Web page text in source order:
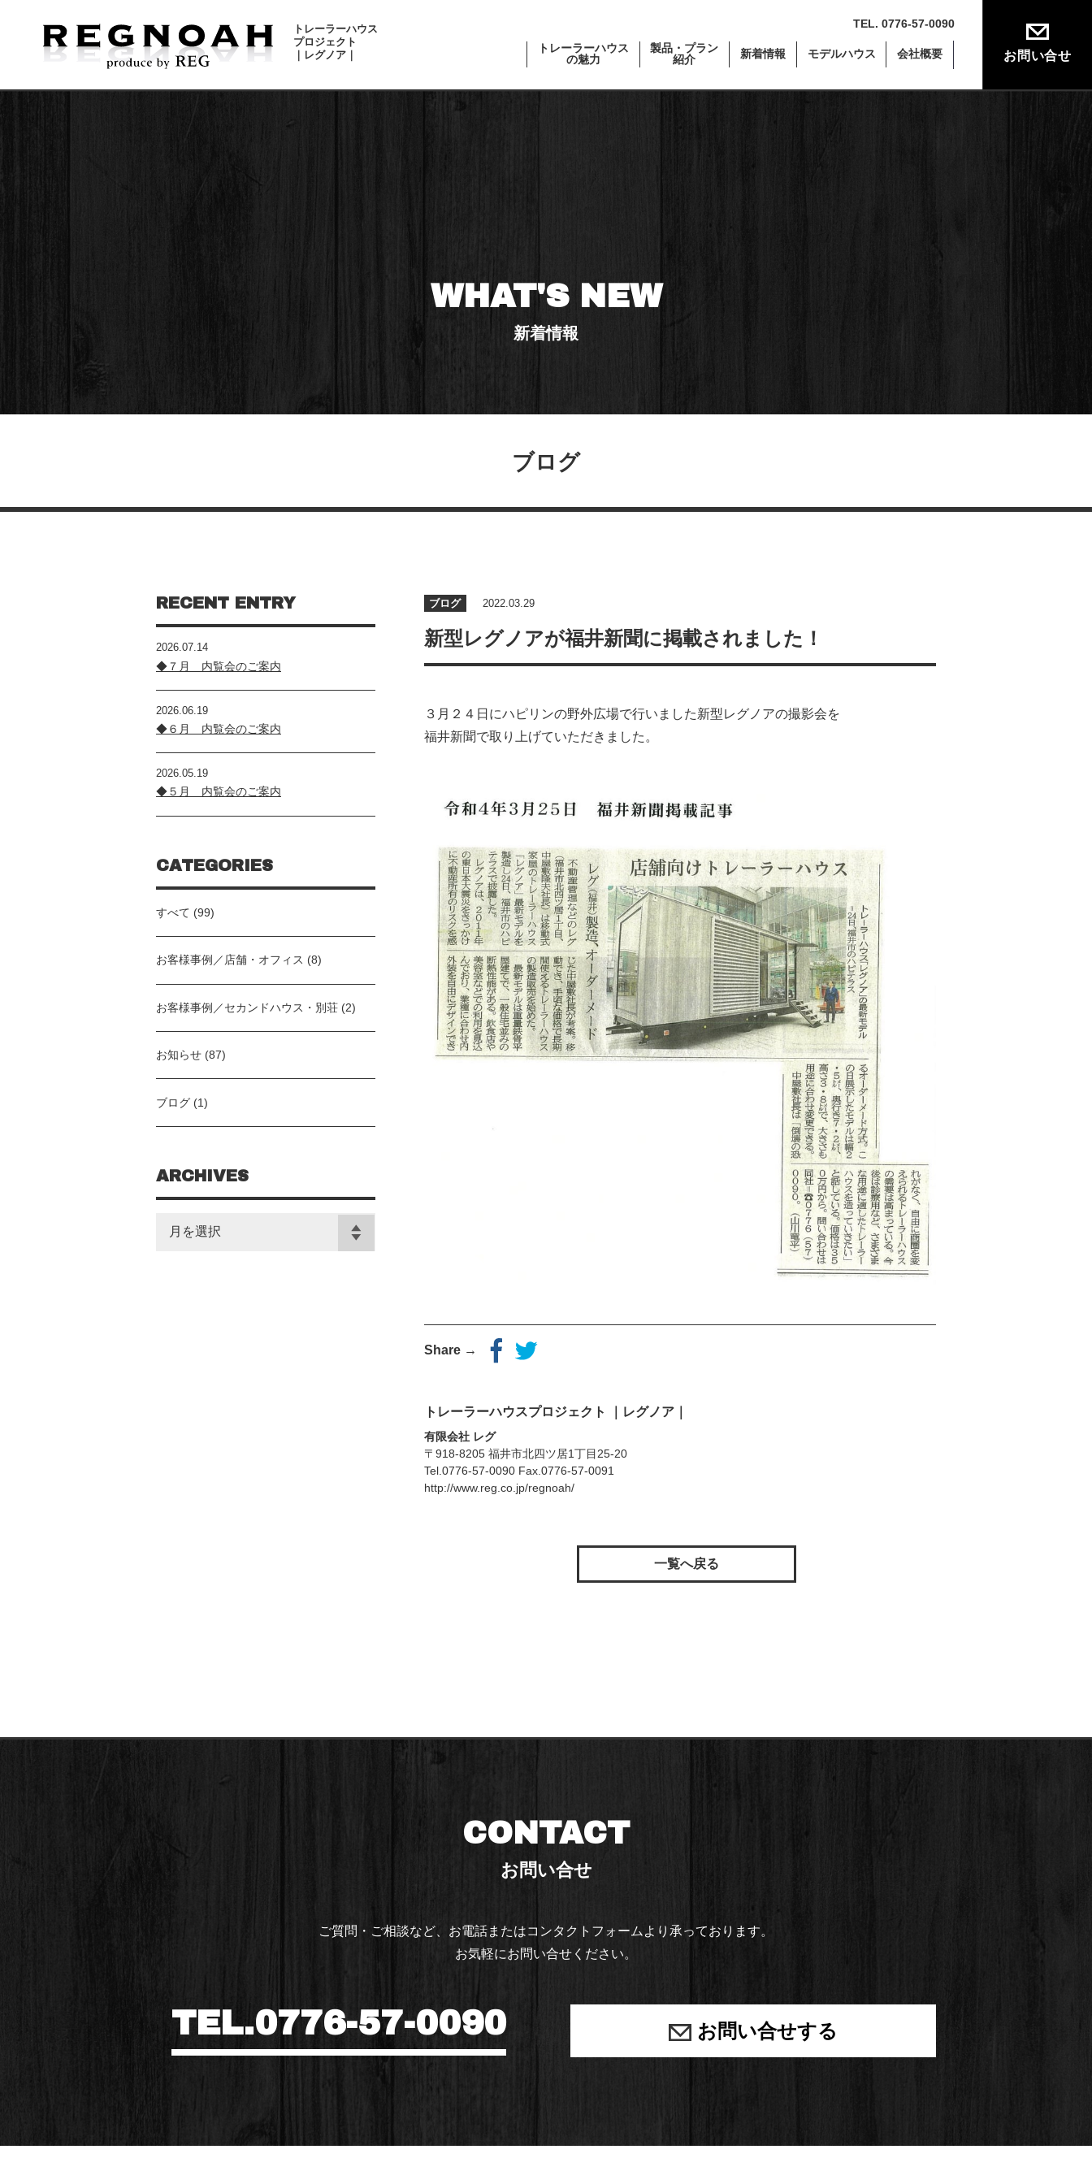
トレーラーハウス
プロジェクト
｜レグノア｜
トレーラーハウス
の魅力
製品・プラン
紹介
新着情報 モデルハウス 会社概要 お問い合せ
TEL. 0776-57-0090
WHAT'S NEW
新着情報
ブログ
ブログ 2022.03.29
新型レグノアが福井新聞に掲載されました！
３月２４日にハピリンの野外広場で行いました新型レグノアの撮影会を
福井新聞で取り上げていただきました。
Share →
トレーラーハウスプロジェクト ｜レグノア｜
有限会社 レグ
〒918-8205 福井市北四ツ居1丁目25-20
Tel.0776-57-0090 Fax.0776-57-0091
http://www.reg.co.jp/regnoah/
一覧へ戻る
RECENT ENTRY
2026.07.14
◆７月 内覧会のご案内
2026.06.19
◆６月 内覧会のご案内
2026.05.19
◆５月 内覧会のご案内
CATEGORIES
すべて (99)
お客様事例／店舗・オフィス (8)
お客様事例／セカンドハウス・別荘 (2)
お知らせ (87)
ブログ (1)
ARCHIVES
CONTACT
お問い合せ
ご質問・ご相談など、お電話またはコンタクトフォームより承っております。
お気軽にお問い合せください。
TEL.0776-57-0090 お問い合せする